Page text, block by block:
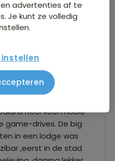
en kwaliteit waren
reisleider(
zaken.”
heel veel mooie
game-drives. De big
in een lodge was
,eerst in de stad
advertenties af te
Je kunt ze volledig
instellen